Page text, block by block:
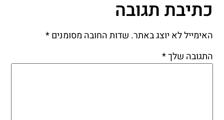
כתיבת תגובה
האימייל לא יוצג באתר. שדות החובה מסומנים*
התגובה שלך*